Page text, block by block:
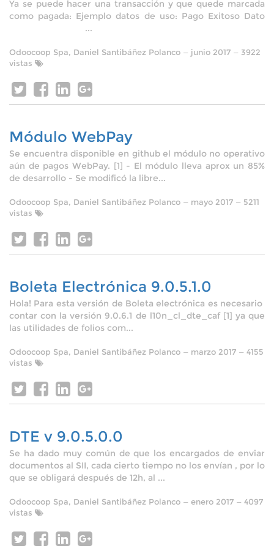
Ya se puede hacer una transacción y que quede marcada
como pagada: Ejemplo datos de uso: Pago Exitoso Dato
...
Odoocoop Spa, Daniel Santibáñez Polanco — junio 2017 — 3922
vistas
Módulo WebPay
Se encuentra disponible en github el módulo no operativo
aún de pagos WebPay. [1] - El módulo lleva aprox un 85%
de desarrollo - Se modificó la libre...
Odoocoop Spa, Daniel Santibáñez Polanco — mayo 2017 — 5211
vistas
Boleta Electrónica 9.0.5.1.0
Hola! Para esta versión de Boleta electrónica es necesario
contar con la versión 9.0.6.1 de l10n_cl_dte_caf [1] ya que
las utilidades de folios com...
Odoocoop Spa, Daniel Santibáñez Polanco — marzo 2017 — 4155
vistas
DTE v 9.0.5.0.0
Se ha dado muy común de que los encargados de enviar
documentos al SII, cada cierto tiempo no los envían , por lo
que se obligará después de 12h, al ...
Odoocoop Spa, Daniel Santibáñez Polanco — enero 2017 — 4097
vistas